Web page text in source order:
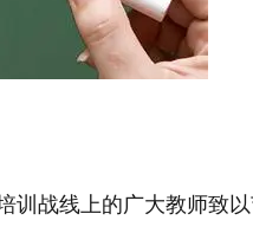
战线上的广大教师致